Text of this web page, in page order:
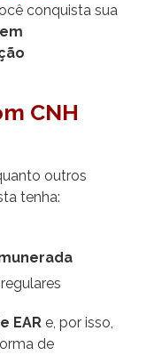
conquista sua
CNH
outros
tenha:
EAR e, por isso,
de